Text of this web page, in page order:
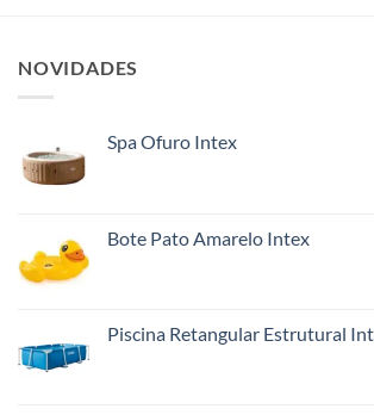
NOVIDADES
Spa Ofuro Intex
Bote Pato Amarelo Intex
Piscina Retangular Estrutural